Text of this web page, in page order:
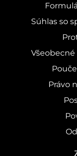
Súhlas so
Právo